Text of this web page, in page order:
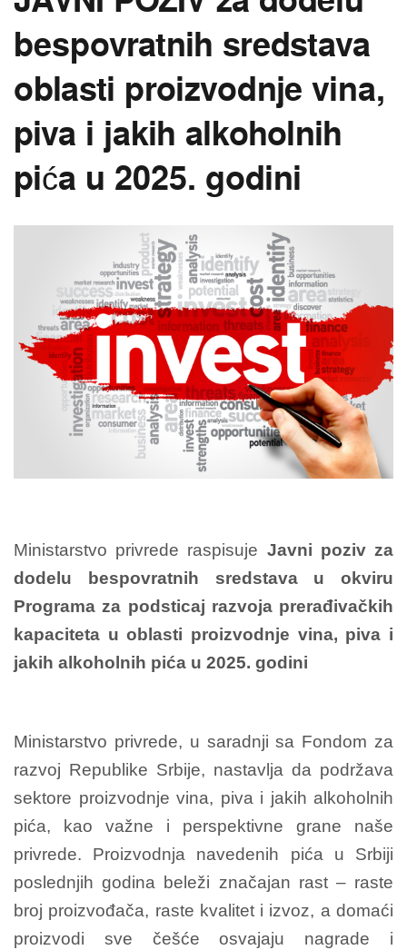
bespovratnih sredstava
oblasti proizvodnje vina,
piva i jakih alkoholnih
pića u 2025. godini
Ministarstvo privrede raspisuje Javni poziv za
dodelu bespovratnih sredstava u okviru
Programa za podsticaj razvoja prerađivačkih
kapaciteta u oblasti proizvodnje vina, piva i
jakih alkoholnih pića u 2025. godini
Ministarstvo privrede, u saradnji sa Fondom za
razvoj Republike Srbije, nastavlja da podržava
sektore proizvodnje vina, piva i jakih alkoholnih
pića, kao važne i perspektivne grane naše
privrede. Proizvodnja navedenih pića u Srbiji
poslednjih godina beleži značajan rast – raste
broj proizvođača, raste kvalitet i izvoz, a domaći
proizvodi sve češće osvajaju nagrade i